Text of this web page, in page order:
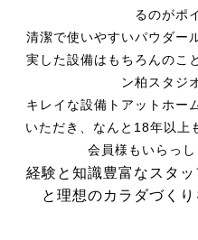
るのがポ
清潔で使いやすいパウダー
実した設備はもちろんのこ
ン柏スタジ
キレイな設備トアットホー
いただき、なんと18年以上
会員様もいらっし
経験と知識豊富なスタ
と理想のカラダづく